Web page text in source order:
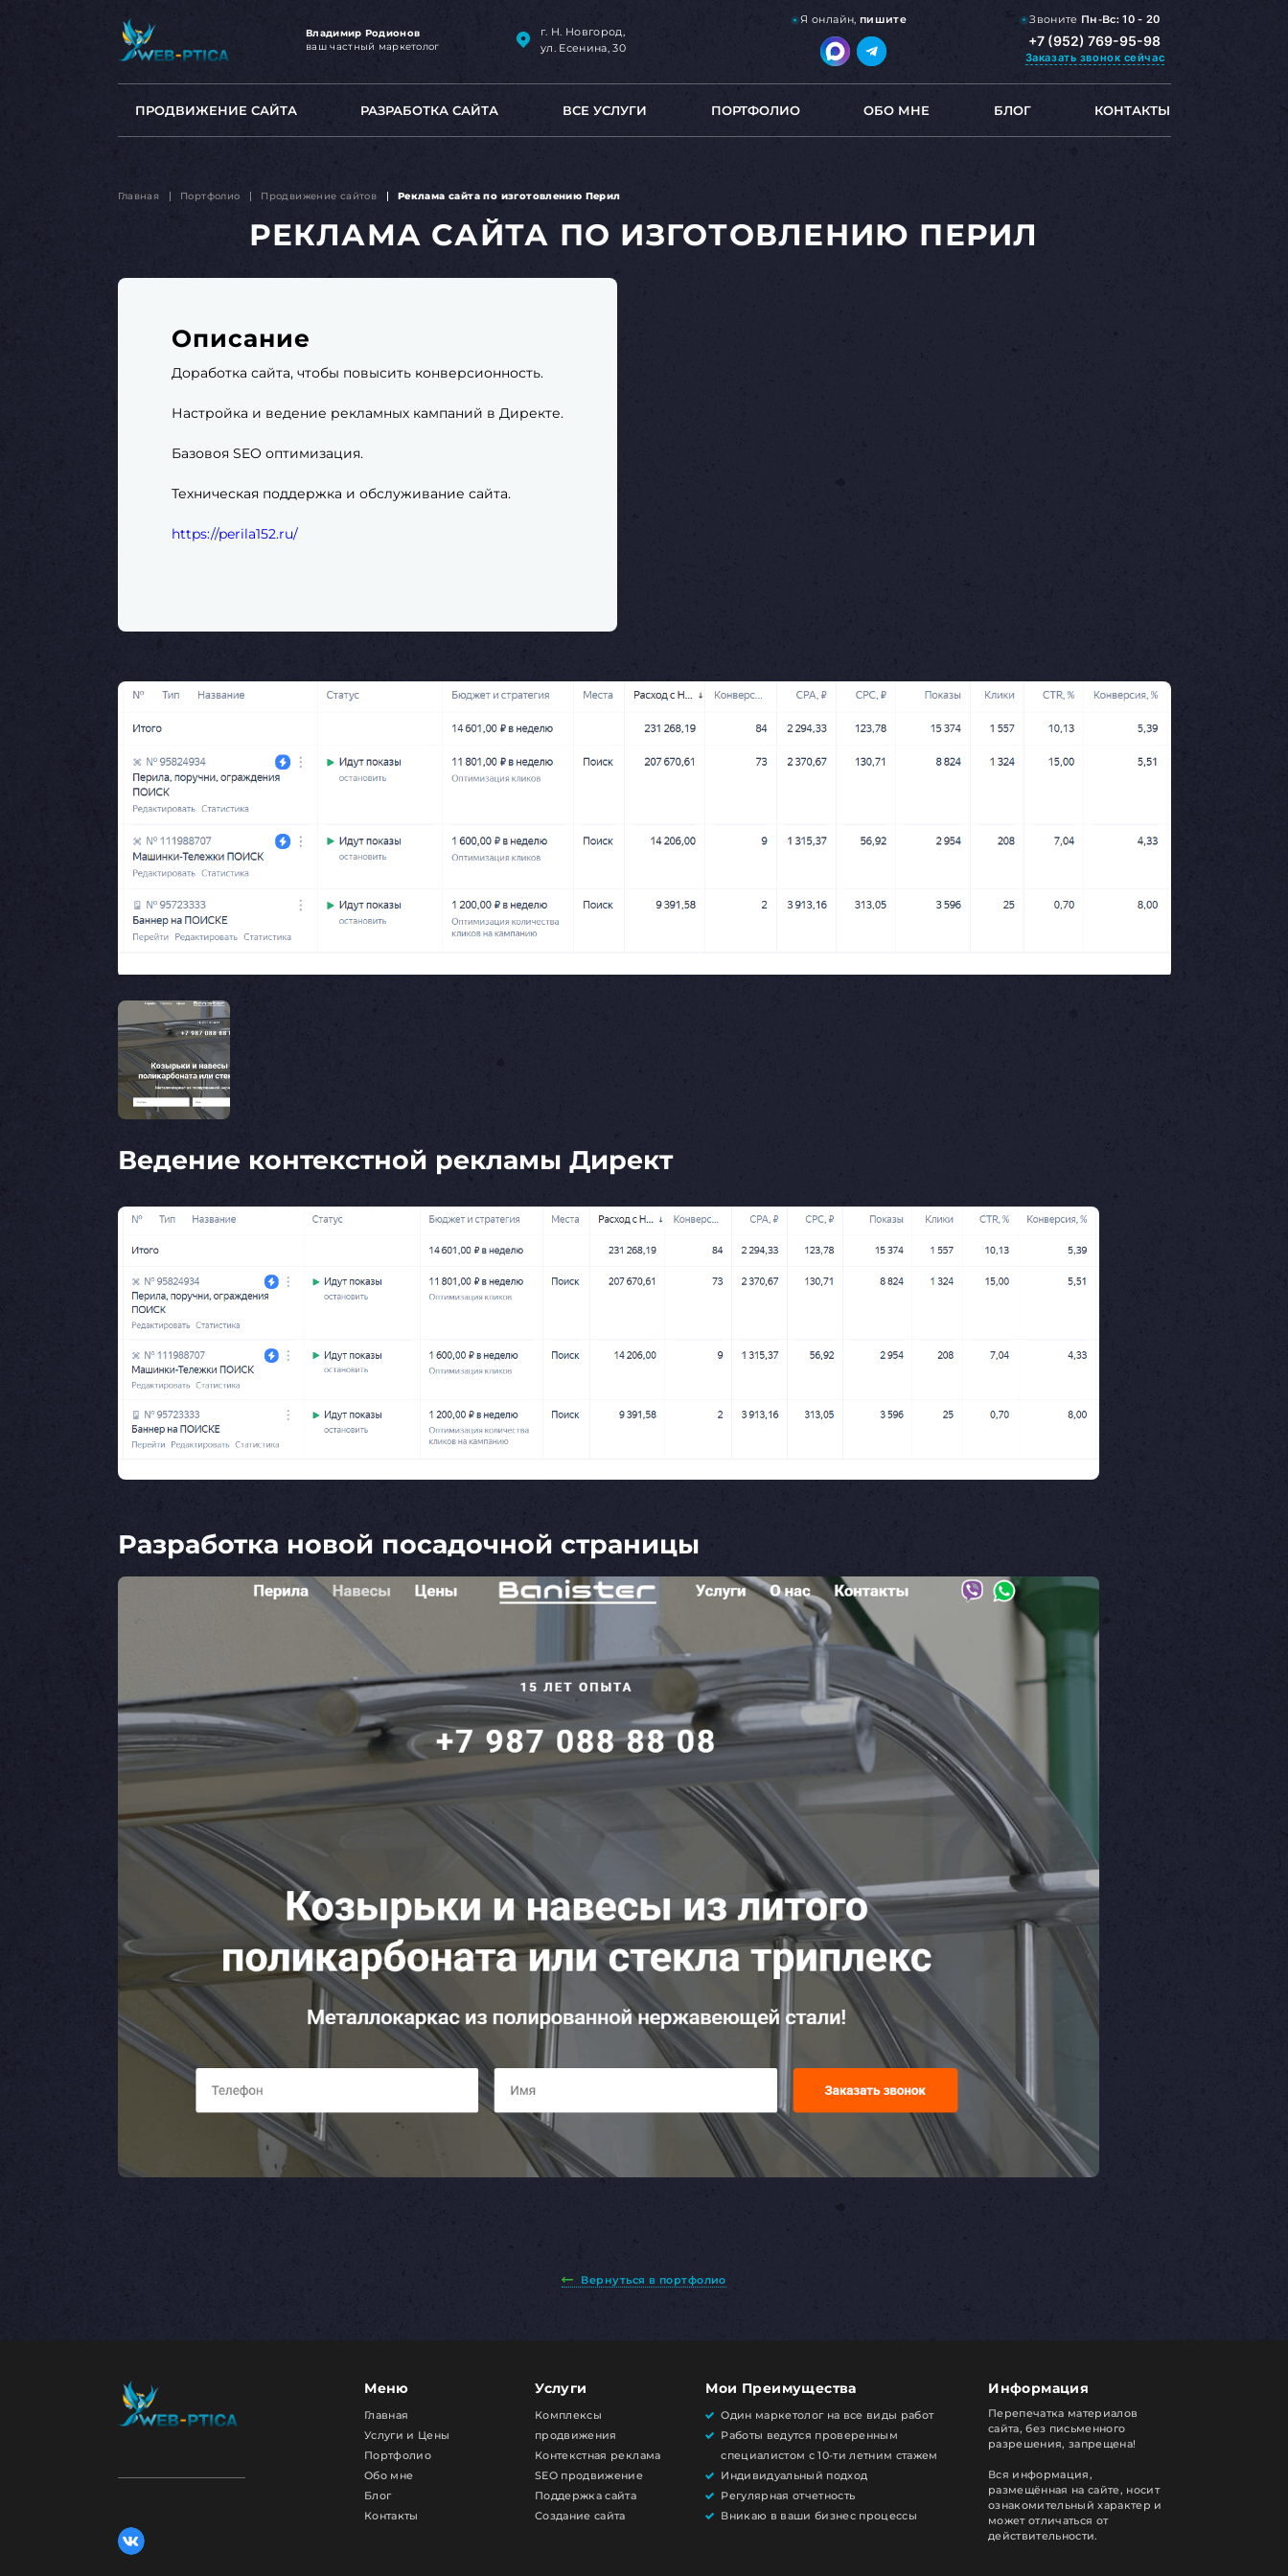
Владимир Родионов
ваш частный маркетолог
г. Н. Новгород,
ул. Есенина, 30
Я онлайн, пишите Звоните Пн-Вс:10 - 20
+7 (952) 769-95-98
Заказать звонок сейчас
ПРОДВИЖЕНИЕ САЙТА РАЗРАБОТКА САЙТА ВСЕ УСЛУГИ ПОРТФОЛИО ОБО МНЕ БЛОГ КОНТАКТЫ
Главная Портфолио Продвижение сайтов Реклама сайта по изготовлению Перил
РЕКЛАМА САЙТА ПО ИЗГОТОВЛЕНИЮ ПЕРИЛ
Описание
Доработка сайта, чтобы повысить конверсионность.
Настройка и ведение рекламных кампаний в Директе.
Базовоя SEO оптимизация.
Техническая поддержка и обслуживание сайта.
https://perila152.ru/
Ведение контекстной рекламы Директ
Разработка новой посадочной страницы
Вернуться в портфолио
Меню
Главная
Услуги и Цены
Портфолио
Обо мне
Блог
Контакты
Услуги
Комплексы
продвижения
Контекстная реклама
SEO продвижение
Поддержка сайта
Создание сайта
Мои Преимущества
Один маркетолог на все виды работ
Работы ведутся проверенным
специалистом с 10-ти летним стажем
Индивидуальный подход
Регулярная отчетность
Вникаю в ваши бизнес процессы
Информация
Перепечатка материалов
сайта, без письменного
разрешения, запрещена!
Вся информация,
размещённая на сайте, носит
ознакомительный характер и
может отличаться от
действительности.